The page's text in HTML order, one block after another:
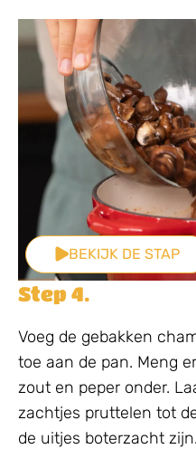
BEKIJK DE STAP
Step 4.
Voeg de gebakken
toe aan de pan. Meng
zout en peper onder.
zachtjes pruttelen tot
de uitjes boterzacht zijn.